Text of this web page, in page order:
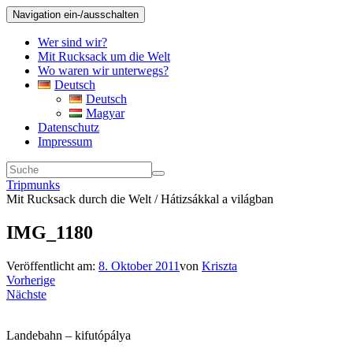
Navigation ein-/ausschalten
Wer sind wir?
Mit Rucksack um die Welt
Wo waren wir unterwegs?
Deutsch
Deutsch
Magyar
Datenschutz
Impressum
Tripmunks
Mit Rucksack durch die Welt / Hátizsákkal a világban
IMG_1180
Veröffentlicht am: 8. Oktober 2011von Kriszta
Vorherige
Nächste
Landebahn – kifutópálya